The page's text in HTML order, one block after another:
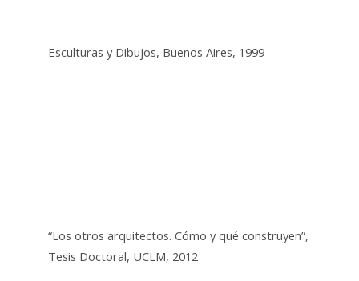
Esculturas y Dibujos, Buenos Aires, 1999
“Los otros arquitectos. Cómo y qué construyen”,
Tesis Doctoral, UCLM, 2012